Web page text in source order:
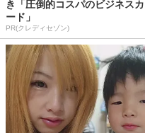
き「圧倒的コスパのビジネスカ
ード」
PR(クレディセゾン)